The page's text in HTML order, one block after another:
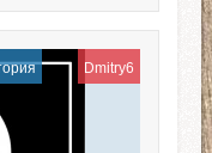
Dmitry6